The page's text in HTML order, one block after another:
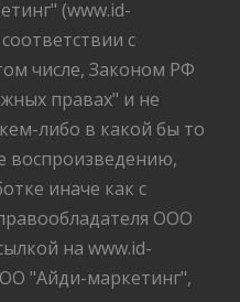
(www.id-
с
числе, Законом РФ
правах" и не
либо в какой бы то
воспроизведению,
иначе как с
ООО
на www.id-
"Айди-маркетинг",